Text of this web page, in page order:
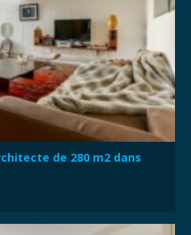
de 280 m2 dans